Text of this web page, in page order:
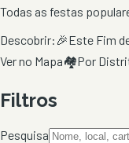
Todas as festas
Descobrir: 🎉Este Fim
Ver no Mapa🏘️Por
Filtros
Pesquisa